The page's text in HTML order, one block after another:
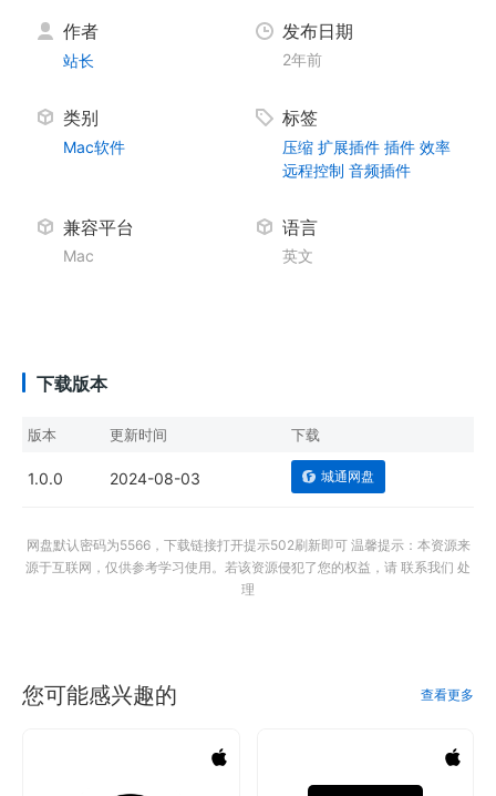
作者
站长
发布日期
2年前
类别
Mac软件
标签
压缩 扩展插件 插件 效率
远程控制 音频插件
兼容平台
Mac
语言
英文
下载版本
版本 更新时间 下载
1.0.0 2024-08-03 城通网盘
网盘默认密码为5566，下载链接打开提示502刷新即可 温馨提示：本资源来
源于互联网，仅供参考学习使用。若该资源侵犯了您的权益，请 联系我们 处
理
您可能感兴趣的 查看更多